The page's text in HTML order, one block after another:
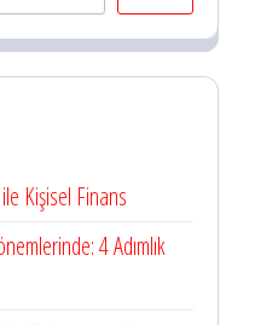
Kişisel Finans
4 Adımlık